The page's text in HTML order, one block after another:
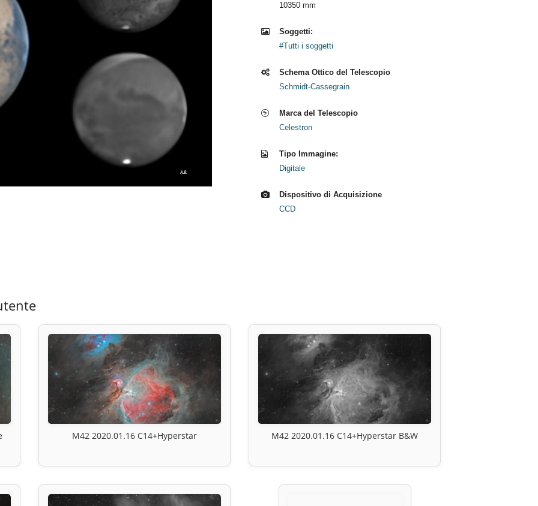
10350 mm
Soggetti:
#Tutti i soggetti
Schema Ottico del Telescopio
Schmidt-Cassegrain
Marca del Telescopio
Celestron
Tipo Immagine:
Digitale
Dispositivo di Acquisizione
CCD
M42 2020.01.16 C14+Hyperstar M42 2020.01.16 C14+Hyperstar B&W